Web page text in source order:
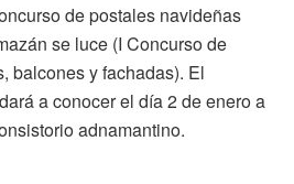
de postales navideñas
se luce (I Concurso de
balcones y fachadas). El
a conocer el día 2 de enero a
adnamantino.